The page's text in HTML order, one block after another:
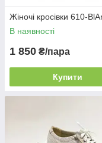
Жіночі кросівки 610-
В наявності
1 850 ₴/пара
Купити